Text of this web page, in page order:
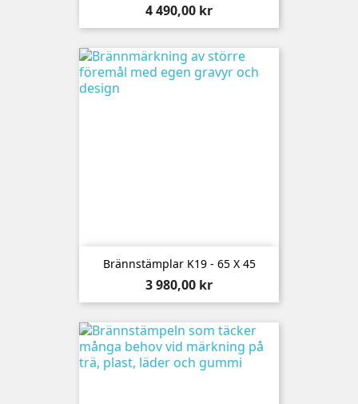
Pris
4 490,00 kr
Brännstämplar K19 - 65 X 45
Pris
3 980,00 kr